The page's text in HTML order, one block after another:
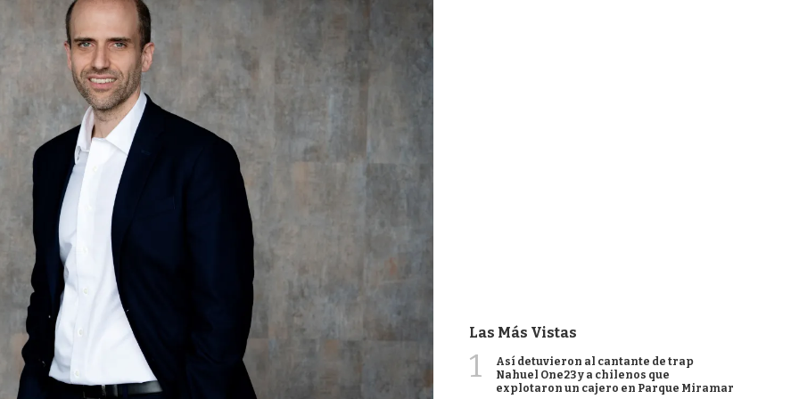
Las Más Vistas
1
Así detuvieron al cantante de trap
Nahuel One23 y a chilenos que
explotaron un cajero en Parque Miramar